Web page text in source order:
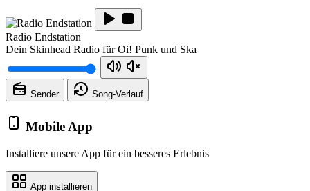
Radio Endstation
Dein Skinhead Radio für Oi! Punk und Ska
Sender Song-Verlauf
Mobile App
Installiere unsere App für ein besseres Erlebnis
App installieren